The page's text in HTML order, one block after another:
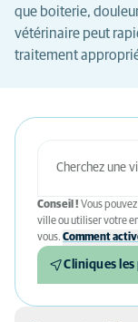
que boiterie,
vétérinaire peut
traitement
Conseil ! Vous
ville ou utiliser votre
vous. Comment
Cliniques